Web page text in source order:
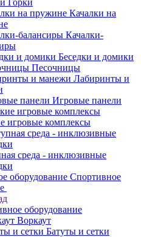
Горки
Качалки на
Качалки-
Беседки и домики
Песочницы
Лабиринты и
Игровые панели
игровые комплексы
среда - инклюзивные
Спортивное
оборудование
Воркаут
Батуты и сетки